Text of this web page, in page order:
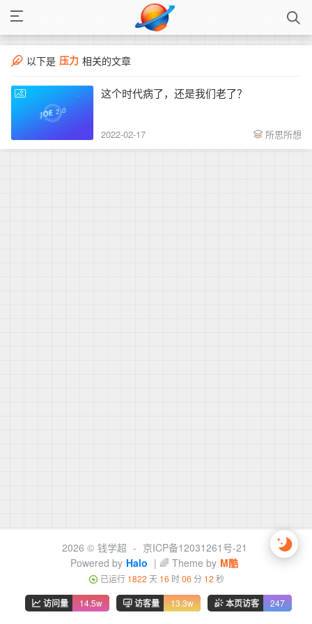
以下是 压力 相关的文章
这个时代病了，还是我们老了？
2022-02-17 所思所想
2026 © 钱学超 - 京ICP备12031261号-21
Powered by Halo | 🌈 Theme by M酷
已运行 1822 天 16 时06 分 13 秒
访问量 14.5w 访客量 13.3w 本页访客 247